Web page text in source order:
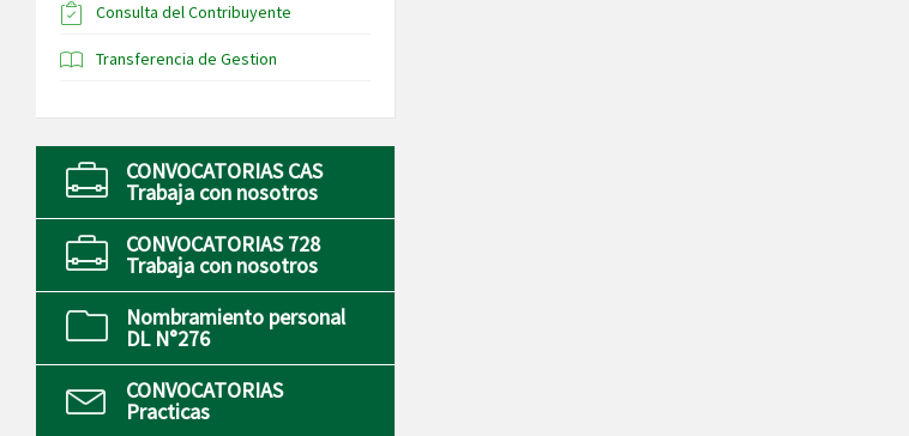
Consulta del Contribuyente
Transferencia de Gestion
CONVOCATORIAS CAS
Trabaja con nosotros
CONVOCATORIAS 728
Trabaja con nosotros
Nombramiento personal
DL N°276
CONVOCATORIAS
Practicas